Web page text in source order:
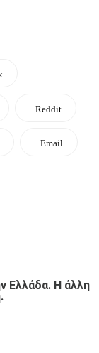
Reddit
Email
Ελλάδα. Η άλλη